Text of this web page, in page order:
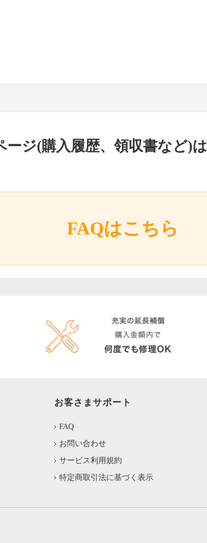
ージ(購入履歴、領収書など)は
FAQはこちら
お客さまサポート
FAQ
お問い合わせ
サービス利用規約
特定商取引法に基づく表示